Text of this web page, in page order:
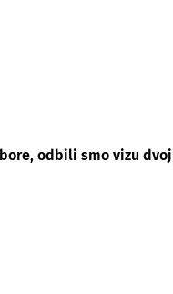
odbili smo vizu